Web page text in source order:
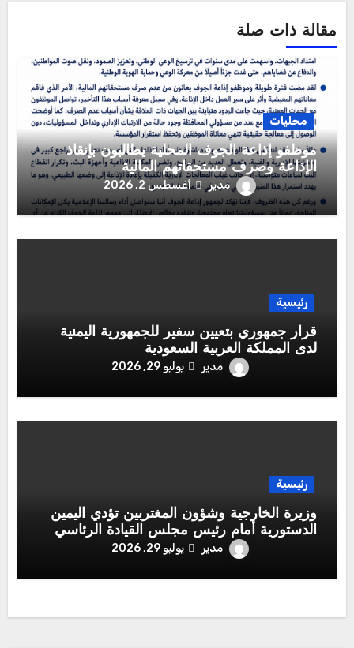
مقالة ذات صلة
محليات
موظفو إذاعة الجوف المحلية يطالبون بإنقاذ
الإذاعة وصرف مستحقاتهم المالية
مدير أغسطس 2, 2026
رئيسية
قرار جمهوري بتعيين سفير للجمهورية اليمنية
لدى المملكة العربية السعودية
مدير يوليو 29, 2026
رئيسية
وزيرة الخارجية وشؤون المغتربين تؤدي اليمين
الدستورية أمام رئيس مجلس القيادة الرئاسي
مدير يوليو 29, 2026